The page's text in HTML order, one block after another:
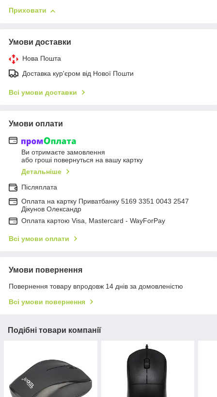
Приховати
Умови доставки
Нова Пошта
Доставка кур'єром від Нової Пошти
Всі умови доставки
Умови оплати
Ви отримаєте замовлення
або гроші повернуться на вашу картку
Детальніше
Післяплата
Оплата на картку Приватбанку 5169 3351 0043 2547
Дікунов Олександр
Оплата картою Visa, Mastercard - WayForPay
Всі умови оплати
Умови повернення
Повернення товару впродовж 14 днів за домовленістю
Всі умови повернення
Подібні товари компанії